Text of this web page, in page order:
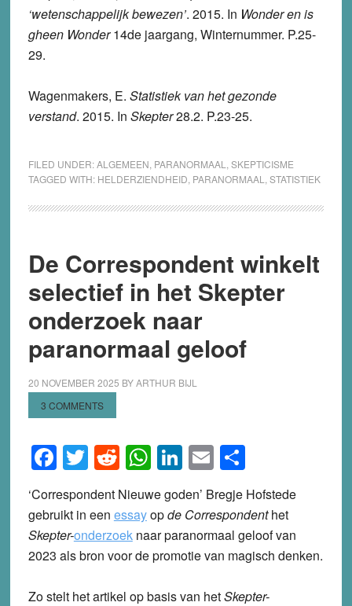
‘wetenschappelijk bewezen’. 2015. In Wonder en is
gheen Wonder14de jaargang, Winternummer. P.25-
29.
Wagenmakers, E. Statistiek van het gezonde
verstand. 2015. In Skepter28.2. P.23-25.
FILED UNDER:ALGEMEEN PARANORMAAL
SKEPTICISME
TAGGED WITH: HELDERZIENDHEID PARANORMAAL STATISTIEK
De Correspondent winkelt
selectief in het Skepter
onderzoek naar
paranormaal geloof
20 NOVEMBER 2025 BYARTHUR BIJL
3 COMMENTS
Facebook
Twitter
Reddit
WhatsApp
LinkedIn
EmailShare
‘Correspondent Nieuwe goden’ Bregje Hofstede
gebruikt in een essayopde Correspondenthet
Skepter-onderzoeknaar paranormaal geloof van
2023 als bron voor de promotie van magisch denken.
Zo stelt het artikel op basis van hetSkepter-